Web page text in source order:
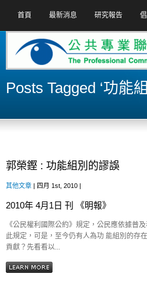
首頁 最新消息 研究報告
Posts Tagged ‘功能
郭榮鏗 : 功能組別的謬誤
其他文章 | 四月 1st, 2010 |
2010年 4月1日 刊 《明報》
《公民權利國際公約》規定，公民應依據普
此規定，可是，至今仍有人為功 能組別的存
貢獻？先看看以...